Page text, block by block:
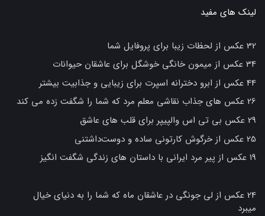
لینک های مفید
32 عکس از لحظات زیبا برای پروفایل شما
34 عکس از میمون خانگی خوشگل برای عاشقان حیوانات
44 عکس از ابرو دخترانه اسپرت برای زیبایی و جذابیت بیشتر
26 عکس های جذاب نقاشی معلم مرد که شما را شگفت زده می کند
29 عکس بی تی اس والپیپر برای قلب های عاشق
25 عکس از خرگوش کارتونی ساده و دوست‌داشتنی
19 عکس از پیر مرد ایرانی با داستان های زندگی شگفت انگیز
24 عکس از لی جونگی در عاشقان ماه که شما را به دنیای خیال
میبرد